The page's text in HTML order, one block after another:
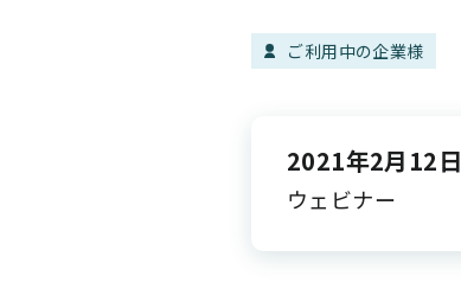
ご利用中の企業様
2021年2月12日
ウェビナー